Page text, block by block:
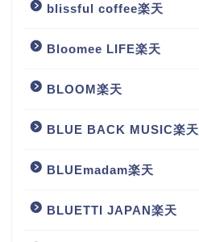
blissful coffee楽天
Bloomee LIFE楽天
BLOOM楽天
BLUE BACK MUSIC楽天
BLUEmadam楽天
BLUETTI JAPAN楽天